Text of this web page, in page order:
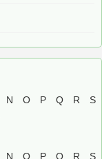
N O P Q R
S
N O P Q R S